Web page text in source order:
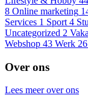
8 Online marketing
Services 1 Sport 4
Uncategorized 2
Webshop 43 Werk 26
Over ons
Lees meer over ons